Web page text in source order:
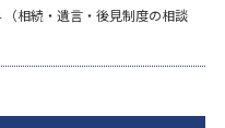
相続・遺言・後見制度の相談